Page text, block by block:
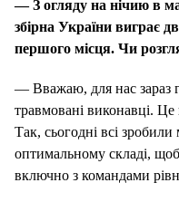
— З огляду на нічию в
збірна України виграє
першого місця. Чи
— Вважаю, для нас зараз
травмовані виконавці.
Так, сьогодні всі
оптимальному складі,
включно з командами